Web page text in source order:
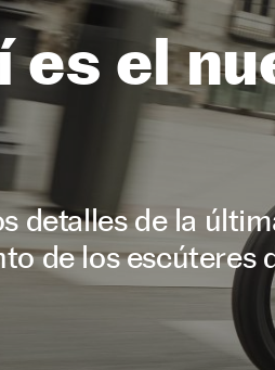
es el
detalles de la
de los escúteres